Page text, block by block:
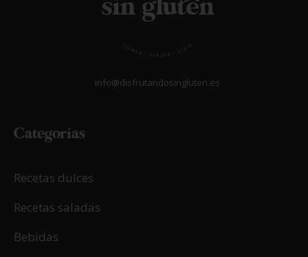
info@disfrutandosingluten.es
Categorías
Recetas dulces
Recetas saladas
Bebidas